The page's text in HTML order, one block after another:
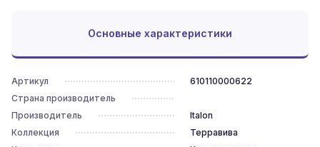
Основные характеристики
Артикул
610110000622
Страна производитель
Производитель
Italon
Коллекция
Терравива